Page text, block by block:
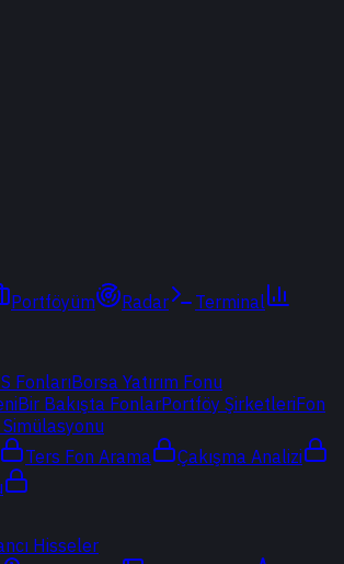
Portföyüm Radar
Terminal
FonlarıBorsa Yatırım Fonu
Bir Bakışta FonlarPortföy ŞirketleriFon
Simülasyonu
Ters Fon Arama
Çakışma Analizi
Hisseler